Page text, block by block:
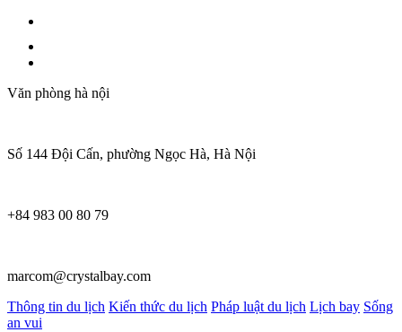
Văn phòng hà nội
Số 144 Đội Cấn, phường Ngọc Hà, Hà Nội
+84 983 00 80 79
marcom@crystalbay.com
Thông tin du lịch Kiến thức du lịch Pháp luật du lịch Lịch bay Sống
an vui